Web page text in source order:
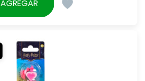
actual
$4.890.
AGREGAR